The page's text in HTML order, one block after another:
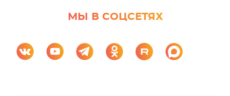
МЫ В СОЦСЕТЯХ